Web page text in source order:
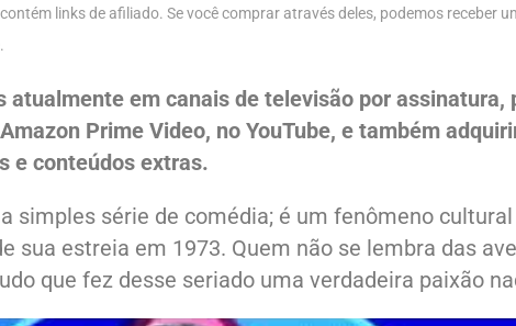
links de afiliado. Se você comprar através deles, podemos receber
atualmente em canais de televisão por assinatura,
Prime Video, no YouTube, e também
e conteúdos extras.
simples série de comédia; é um fenômeno cultural
sua estreia em 1973. Quem não se lembra das
que fez desse seriado uma verdadeira paixão